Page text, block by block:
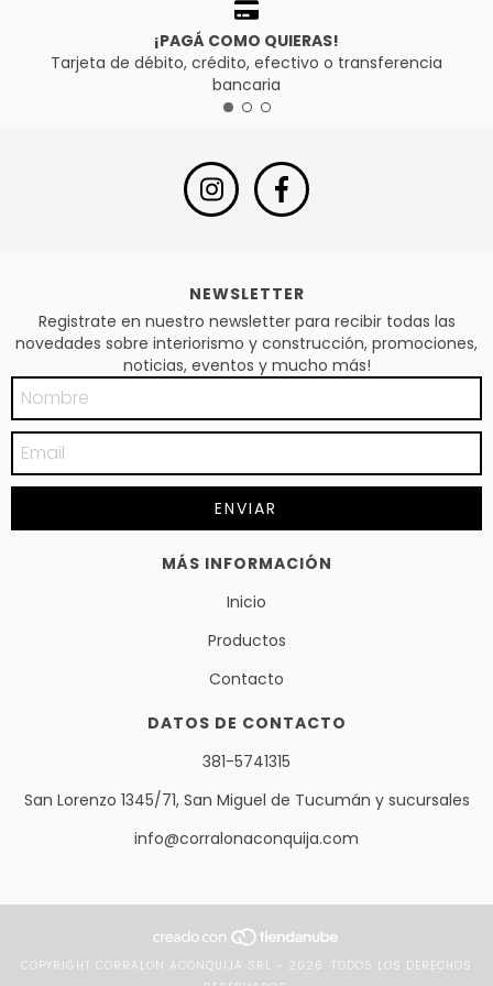
¡PAGÁ COMO QUIERAS!
Tarjeta de débito, crédito, efectivo o transferencia
bancaria
NEWSLETTER
Registrate en nuestro newsletter para recibir todas las
novedades sobre interiorismo y construcción, promociones,
noticias, eventos y mucho más!
MÁS INFORMACIÓN
Inicio
Productos
Contacto
DATOS DE CONTACTO
381-5741315
San Lorenzo 1345/71, San Miguel de Tucumán y sucursales
info@corralonaconquija.com
COPYRIGHT CORRALON ACONQUIJA SRL - 2026. TODOS LOS DERECHOS